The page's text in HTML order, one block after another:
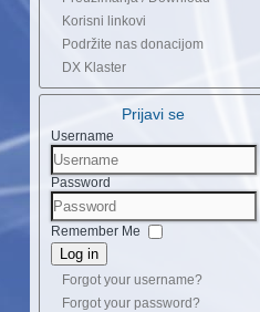
Korisni linkovi
Podržite nas donacijom
DX Klaster
Prijavi se
Username
Password
Remember Me
Log in
Forgot your username?
Forgot your password?